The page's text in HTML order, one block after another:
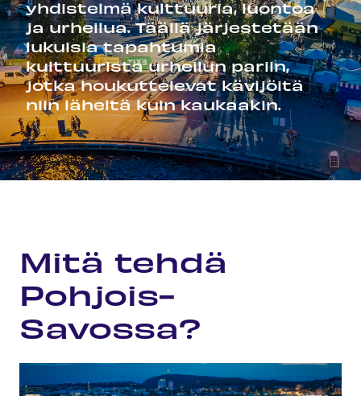
yhdistelmä kulttuuria, luontoa
ja urheilua. Täällä järjestetään
lukuisia tapahtumia
kulttuurista urheilun pariin,
jotka houkuttelevat kävijöitä
niin läheltä kuin kaukaakin.
Mitä tehdä
Pohjois-
Savossa?